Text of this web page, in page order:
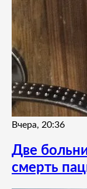
Вчера, 20:36
Две
смерть